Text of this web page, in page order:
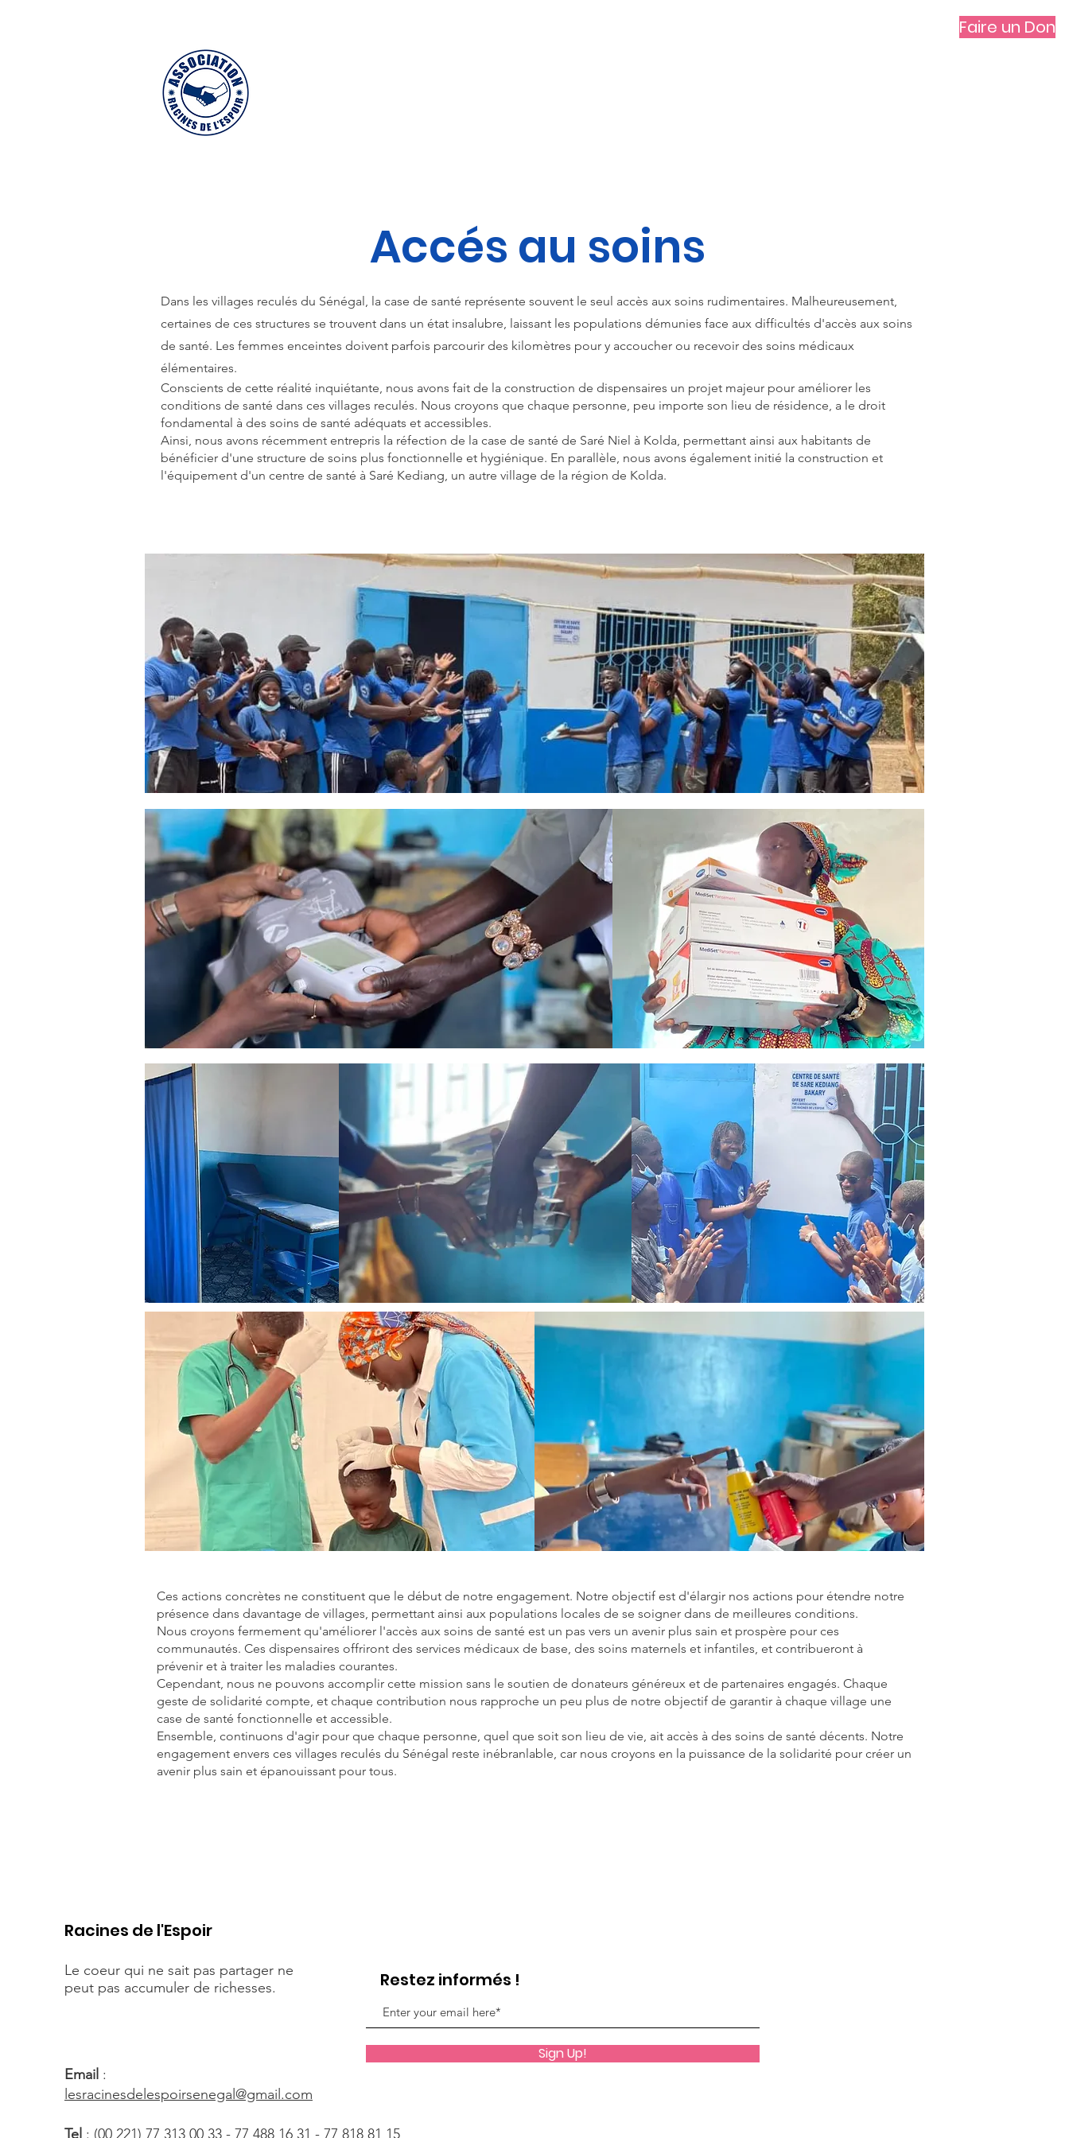
Faire un Don
Accés au soins
Dans les villages reculés du Sénégal, la case de santé représente souvent le seul accès aux soins rudimentaires. Malheureusement,
certaines de ces structures se trouvent dans un état insalubre, laissant les populations démunies face aux difficultés d'accès aux soins
de santé. Les femmes enceintes doivent parfois parcourir des kilomètres pour y accoucher ou recevoir des soins médicaux
élémentaires.
Conscients de cette réalité inquiétante, nous avons fait de la construction de dispensaires un projet majeur pour améliorer les
conditions de santé dans ces villages reculés. Nous croyons que chaque personne, peu importe son lieu de résidence, a le droit
fondamental à des soins de santé adéquats et accessibles.
Ainsi, nous avons récemment entrepris la réfection de la case de santé de Saré Niel à Kolda, permettant ainsi aux habitants de
bénéficier d'une structure de soins plus fonctionnelle et hygiénique. En parallèle, nous avons également initié la construction et
l'équipement d'un centre de santé à Saré Kediang, un autre village de la région de Kolda.
Ces actions concrètes ne constituent que le début de notre engagement. Notre objectif est d'élargir nos actions pour étendre notre
présence dans davantage de villages, permettant ainsi aux populations locales de se soigner dans de meilleures conditions.
Nous croyons fermement qu'améliorer l'accès aux soins de santé est un pas vers un avenir plus sain et prospère pour ces
communautés. Ces dispensaires offriront des services médicaux de base, des soins maternels et infantiles, et contribueront à
prévenir et à traiter les maladies courantes.
Cependant, nous ne pouvons accomplir cette mission sans le soutien de donateurs généreux et de partenaires engagés. Chaque
geste de solidarité compte, et chaque contribution nous rapproche un peu plus de notre objectif de garantir à chaque village une
case de santé fonctionnelle et accessible.
Ensemble, continuons d'agir pour que chaque personne, quel que soit son lieu de vie, ait accès à des soins de santé décents. Notre
engagement envers ces villages reculés du Sénégal reste inébranlable, car nous croyons en la puissance de la solidarité pour créer un
avenir plus sain et épanouissant pour tous.
Racines de l'Espoir
Le coeur qui ne sait pas partager ne
peut pas accumuler de richesses.
Email :
lesracinesdelespoirsenegal@gmail.com
Tel : (00 221) 77 313 00 33 - 77 488 16 31 - 77 818 81 15
Restez informés !
Sign Up!